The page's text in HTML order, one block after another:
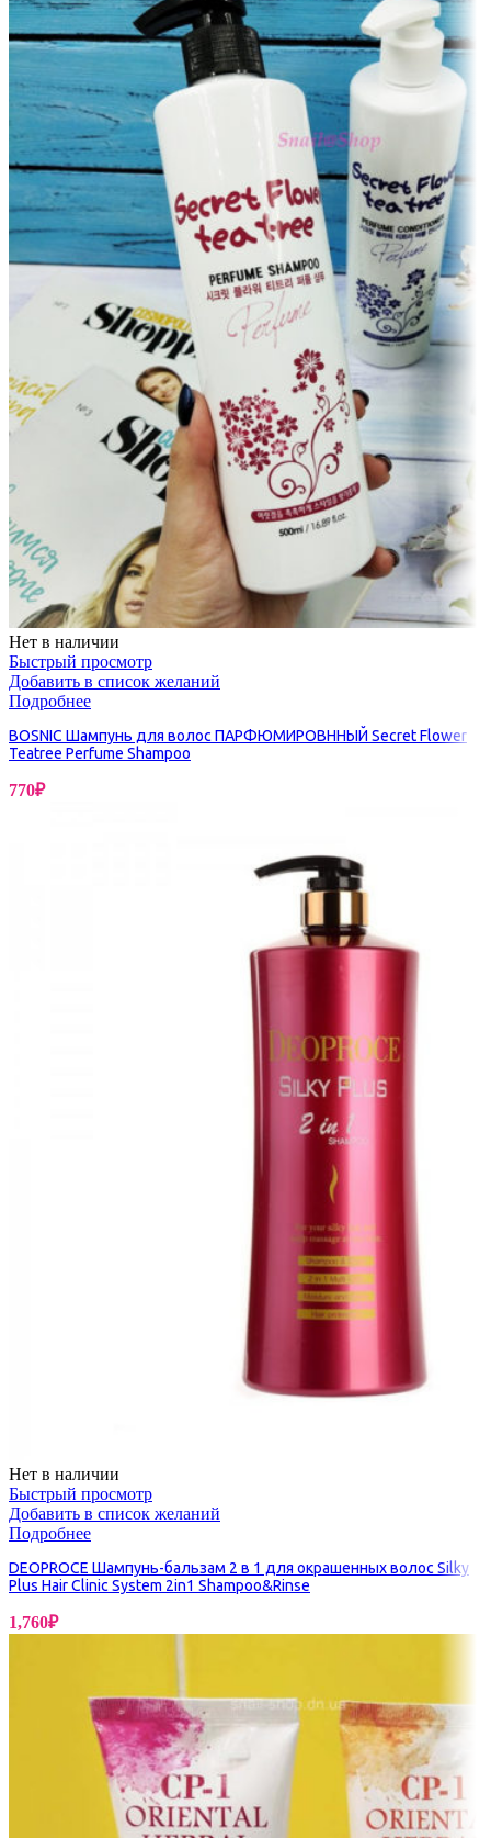
Нет в наличии
Быстрый просмотр
Добавить в список желаний
Подробнее
BOSNIC Шампунь для волос ПАРФЮМИРОВННЫЙ Secret Flower
Teatree Perfume Shampoo
770₽
Нет в наличии
Быстрый просмотр
Добавить в список желаний
Подробнее
DEOPROCE Шампунь-бальзам 2 в 1 для окрашенных волос Silky
Plus Hair Clinic System 2in1 Shampoo&Rinse
1,760₽